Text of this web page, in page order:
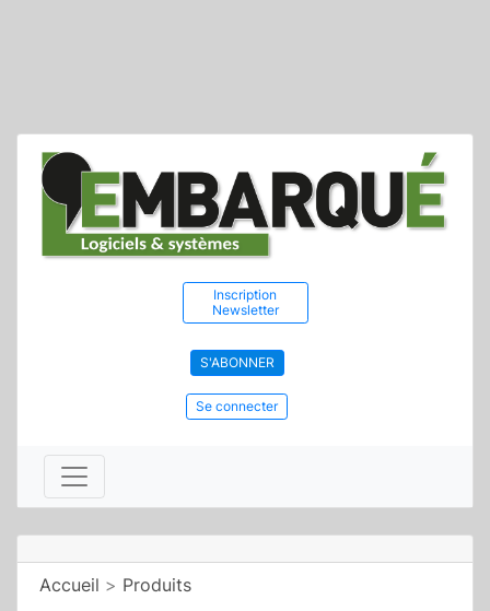
Inscription
Newsletter
S'ABONNER
Se connecter
Accueil > Produits